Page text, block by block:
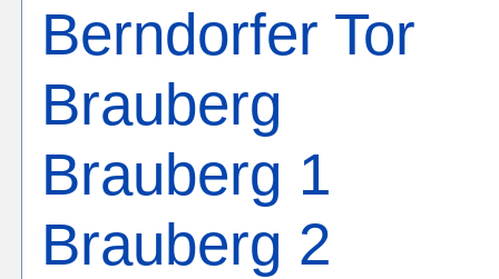
Berndorfer Tor
Brauberg
Brauberg 1
Brauberg 2